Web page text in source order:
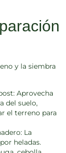
y la siembra
Aprovecha
del suelo,
el terreno para
La
heladas.